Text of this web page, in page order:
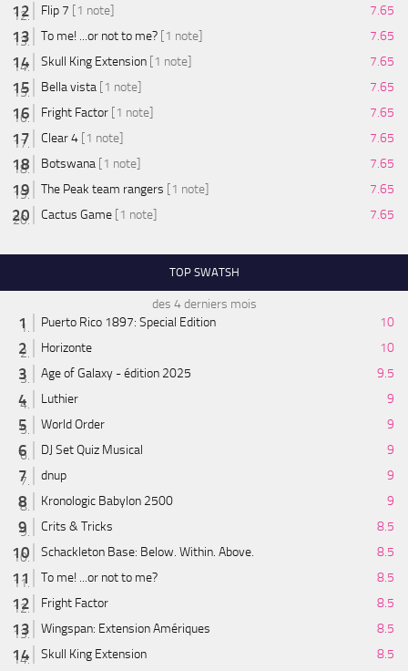
Flip 7 [1 note]
7.65
To me! ...or not to me? [1 note]
7.65
Skull King Extension [1 note]
7.65
Bella vista [1 note]
7.65
Fright Factor [1 note]
7.65
Clear 4 [1 note]
7.65
Botswana [1 note]
7.65
The Peak team rangers [1 note]
7.65
Cactus Game [1 note] 7.65
TOP SWATSH
des 4 derniers mois
Puerto Rico 1897: Special Edition
10
Horizonte
10
Age of Galaxy - édition 2025
9.5
Luthier
9
World Order
9
DJ Set Quiz Musical
9
dnup
9
Kronologic Babylon 2500
9
Crits & Tricks
8.5
Schackleton Base: Below. Within. Above.
8.5
To me! ...or not to me?
8.5
Fright Factor
8.5
Wingspan: Extension Amériques
8.5
Skull King Extension
8.5